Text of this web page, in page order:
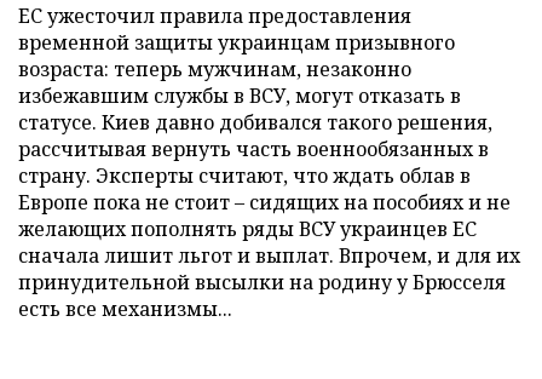
ЕС ужесточил правила предоставления
временной защиты украинцам призывного
возраста: теперь мужчинам, незаконно
избежавшим службы в ВСУ, могут отказать в
статусе. Киев давно добивался такого решения,
рассчитывая вернуть часть военнообязанных в
страну. Эксперты считают, что ждать облав в
Европе пока не стоит – сидящих на пособиях и не
желающих пополнять ряды ВСУ украинцев ЕС
сначала лишит льгот и выплат. Впрочем, и для их
принудительной высылки на родину у Брюсселя
есть все механизмы...